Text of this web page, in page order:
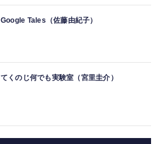
Google Tales（佐藤由紀子）
てくのじ何でも実験室（宮里圭介）